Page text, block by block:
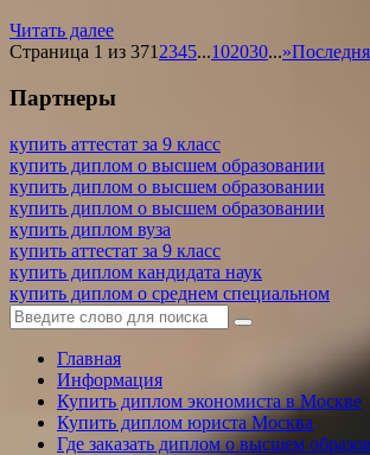
Читать далее
Страница 1 из 371 2345...102030...»
Партнеры
купить аттестат за 9 класс
купить диплом о высшем образовании
купить диплом о высшем образовании
купить диплом о высшем образовании
купить диплом вуза
купить аттестат за 9 класс
купить диплом кандидата наук
купить диплом о среднем специальном
Главная
Информация
Купить диплом экономиста в Москве
Купить диплом юриста Москва
Где заказать диплом о высшем